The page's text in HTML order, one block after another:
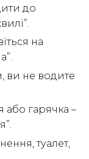
до
на
ви не водите
або гарячка –
туалет,